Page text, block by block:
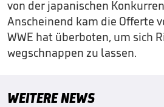
von der japanischen
Anscheinend kam die Offerte
WWE hat überboten, um sich
wegschnappen zu lassen.
WEITERE NEWS